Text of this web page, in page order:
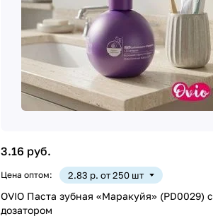
3.16 руб.
Цена оптом: 2.83 р. от 250 шт
OVIO Паста зубная «Маракуйя» (PD0029) с
дозатором